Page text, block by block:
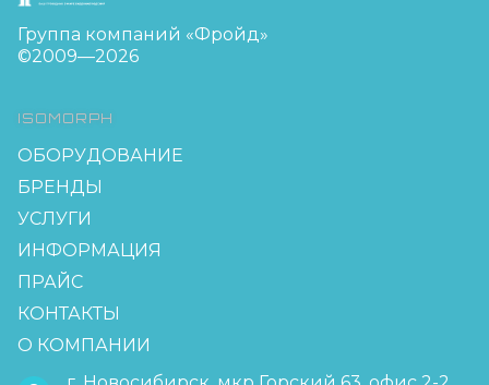
Группа компаний «Фройд»
©2009—2026
ISOMORPH
ОБОРУДОВАНИЕ
БРЕНДЫ
УСЛУГИ
ИНФОРМАЦИЯ
ПРАЙС
КОНТАКТЫ
О КОМПАНИИ